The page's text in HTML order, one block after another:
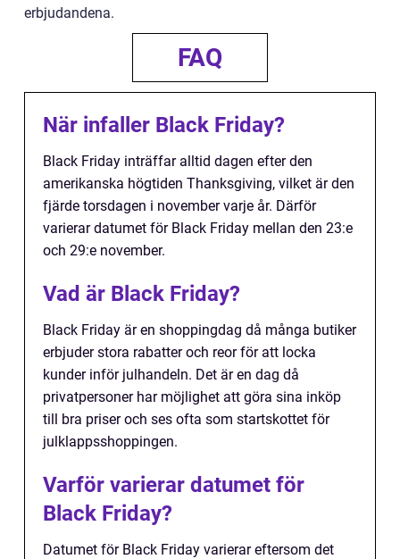
erbjudandena.
FAQ
När infaller Black Friday?
Black Friday inträffar alltid dagen efter den
amerikanska högtiden Thanksgiving, vilket är den
fjärde torsdagen i november varje år. Därför
varierar datumet för Black Friday mellan den 23:e
och 29:e november.
Vad är Black Friday?
Black Friday är en shoppingdag då många butiker
erbjuder stora rabatter och reor för att locka
kunder inför julhandeln. Det är en dag då
privatpersoner har möjlighet att göra sina inköp
till bra priser och ses ofta som startskottet för
julklappsshoppingen.
Varför varierar datumet för
Black Friday?
Datumet för Black Friday varierar eftersom det